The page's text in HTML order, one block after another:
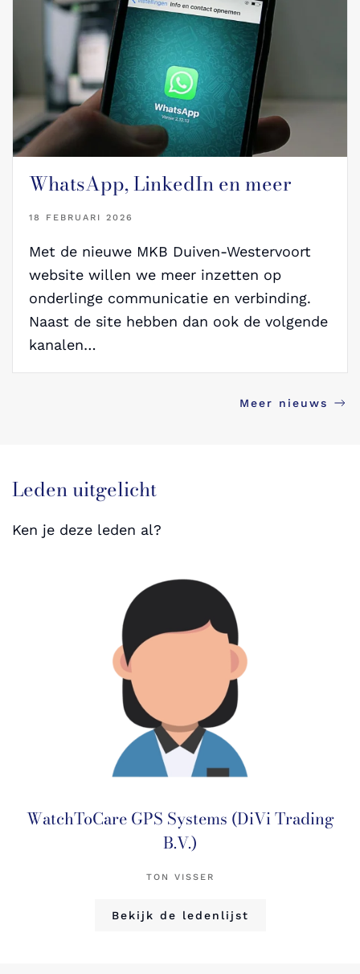
WhatsApp, LinkedIn en meer
18 FEBRUARI 2026
Met de nieuwe MKB Duiven-Westervoort
website willen we meer inzetten op
onderlinge communicatie en verbinding.
Naast de site hebben dan ook de volgende
kanalen…
Meer nieuws
Leden uitgelicht
Ken je deze leden al?
WatchToCare GPS Systems (DiVi Trading
B.V.)
TON VISSER
Bekijk de ledenlijst